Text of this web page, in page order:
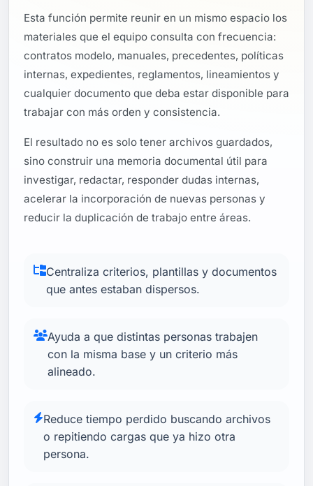
Esta función permite reunir en un mismo espacio los
materiales que el equipo consulta con frecuencia:
contratos modelo, manuales, precedentes, políticas
internas, expedientes, reglamentos, lineamientos y
cualquier documento que deba estar disponible para
trabajar con más orden y consistencia.
El resultado no es solo tener archivos guardados,
sino construir una memoria documental útil para
investigar, redactar, responder dudas internas,
acelerar la incorporación de nuevas personas y
reducir la duplicación de trabajo entre áreas.
Centraliza criterios, plantillas y documentos
que antes estaban dispersos.
Ayuda a que distintas personas trabajen
con la misma base y un criterio más
alineado.
Reduce tiempo perdido buscando archivos
o repitiendo cargas que ya hizo otra
persona.